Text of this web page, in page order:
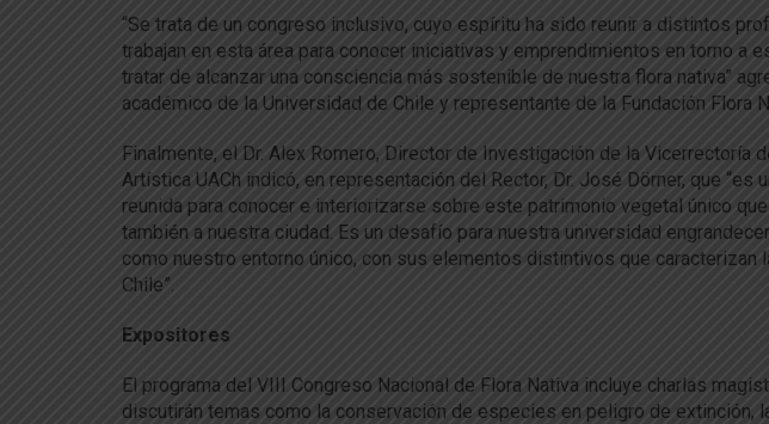
“Se trata de un congreso inclusivo, cuyo espíritu ha sido reunir a distintos
trabajan en esta área para conocer iniciativas y emprendimientos en torno a
tratar de alcanzar una consciencia más sostenible de nuestra flora nativa”
académico de la Universidad de Chile y representante de la Fundación Flora
Finalmente, el Dr. Alex Romero, Director de Investigación de la Vicerrectoría
Artística UACh indicó, en representación del Rector, Dr. José Dörner, que “es
reunida para conocer e interiorizarse sobre este patrimonio vegetal único
también a nuestra ciudad. Es un desafío para nuestra universidad
como nuestro entorno único, con sus elementos distintivos que caracterizan
Chile”.
Expositores
El programa del VIII Congreso Nacional de Flora Nativa incluye charlas
discutirán temas como la conservación de especies en peligro de extinción,